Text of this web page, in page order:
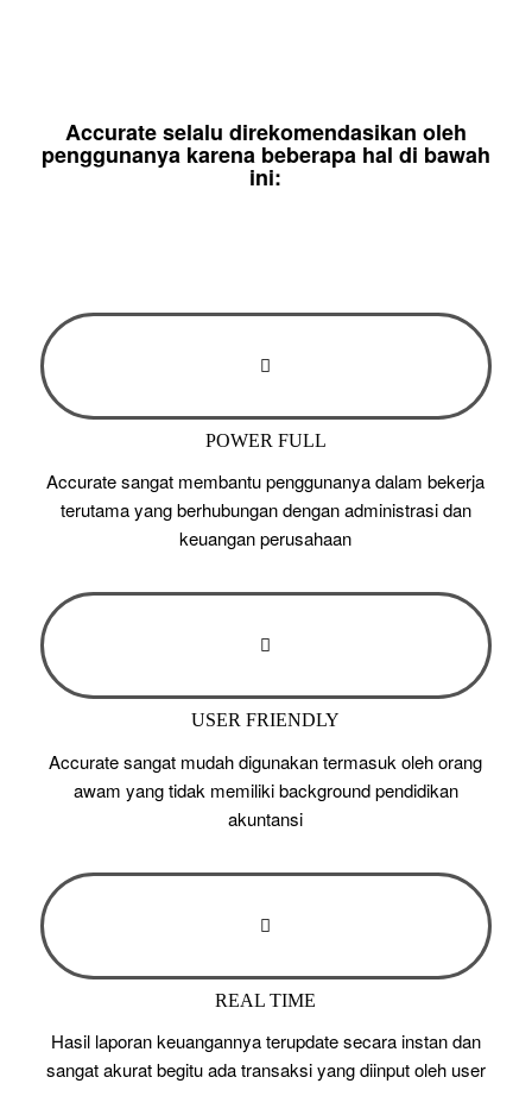
Accurate selalu direkomendasikan oleh
penggunanya karena beberapa hal di bawah
ini:
POWER FULL
Accurate sangat membantu penggunanya dalam bekerja
terutama yang berhubungan dengan administrasi dan
keuangan perusahaan
USER FRIENDLY
Accurate sangat mudah digunakan termasuk oleh orang
awam yang tidak memiliki background pendidikan
akuntansi
REAL TIME
Hasil laporan keuangannya terupdate secara instan dan
sangat akurat begitu ada transaksi yang diinput oleh user